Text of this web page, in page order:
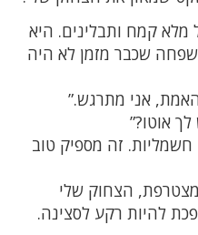
מלא קמח ותבלינים. היא
שכבר מזמן לא היה
אני מתרגש.”
אוטו?”
חשמליות. זה מספיק טוב
הצחוק שלי
להיות רקע לסצינה.